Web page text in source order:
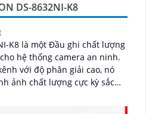
DS-8632NI-K8
K8 là một Đầu ghi chất lượng
hệ thống camera an ninh.
với độ phân giải cao, nó
ảnh chất lượng cực kỳ sắc